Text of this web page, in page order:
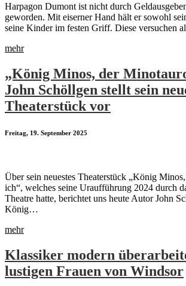
Harpagon Dumont ist nicht durch
geworden. Mit eiserner Hand hält er sowohl
seine Kinder im festen Griff. Diese versuchen
mehr
„König Minos, der
John Schöllgen stellt sein
Theaterstück vor
Freitag, 19. September 2025
Über sein neuestes Theaterstück „König
ich“, welches seine Uraufführung 2024 durch
Theatre hatte, berichtet uns heute Autor John
König…
mehr
Klassiker modern
lustigen Frauen von Windsor